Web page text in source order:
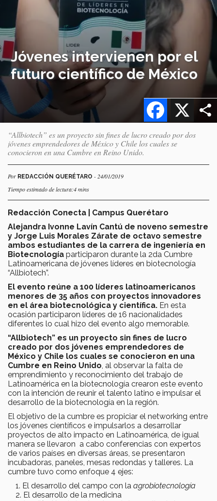
Jóvenes intervienen por el
futuro científico de México
X
Facebook
“Allbiotech” es un proyecto sin fines de lucro creado por dos
jóvenes emprendedores de México y Chile los cuales se
conocieron en una Cumbre en Reino Unido.
Por REDACCIÓN QUERÉTARO - 24/01/2019
Tiempo estimado de lectura:4 mins
Redacción Conecta | Campus Querétaro
Alejandra Ivonne Lavín Cantú de noveno semestre
y Jorge Luis Morales Zárate de octavo semestre
ambos estudiantes de la carrera de ingeniería en
Biotecnología participaron durante la 2da Cumbre
Latinoamericana de jóvenes líderes en biotecnología
“Allbiotech”.
El evento reúne a 100 líderes latinoamericanos
menores de 35 años con proyectos innovadores
en el área biotecnológica y científica. En esta
ocasión participaron líderes de 16 nacionalidades
diferentes lo cual hizo del evento algo memorable.
“Allbiotech” es un proyecto sin fines de lucro
creado por dos jóvenes emprendedores de
México y Chile los cuales se conocieron en una
Cumbre en Reino Unido , al observar la falta de
emprendimiento y reconocimiento del trabajo de
Latinoamérica en la biotecnología crearon este evento
con la intención de reunir el talento latino e impulsar el
desarrollo de la biotecnología en la región.
El objetivo de la cumbre es propiciar el networking entre
los jóvenes científicos e impulsarlos a desarrollar
proyectos de alto impacto en Latinoamérica, de igual
manera se llevaron a cabo conferencias con expertos
de varios países en diversas áreas, se presentaron
incubadoras, paneles, mesas redondas y talleres. La
cumbre tuvo como enfoque 4 ejes:
El desarrollo del campo con la agrobiotecnología
El desarrollo de la medicina